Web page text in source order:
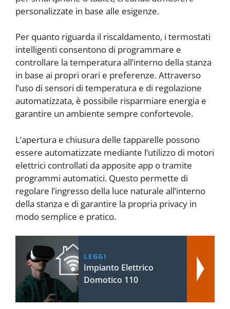
personalizzate in base alle esigenze.
Per quanto riguarda il riscaldamento, i termostati
intelligenti consentono di programmare e
controllare la temperatura all’interno della stanza
in base ai propri orari e preferenze. Attraverso
l’uso di sensori di temperatura e di regolazione
automatizzata, è possibile risparmiare energia e
garantire un ambiente sempre confortevole.
L’apertura e chiusura delle tapparelle possono
essere automatizzate mediante l’utilizzo di motori
elettrici controllati da apposite app o tramite
programmi automatici. Questo permette di
regolare l’ingresso della luce naturale all’interno
della stanza e di garantire la propria privacy in
modo semplice e pratico.
LEGGI
Impianto Elettrico
Domotico 110